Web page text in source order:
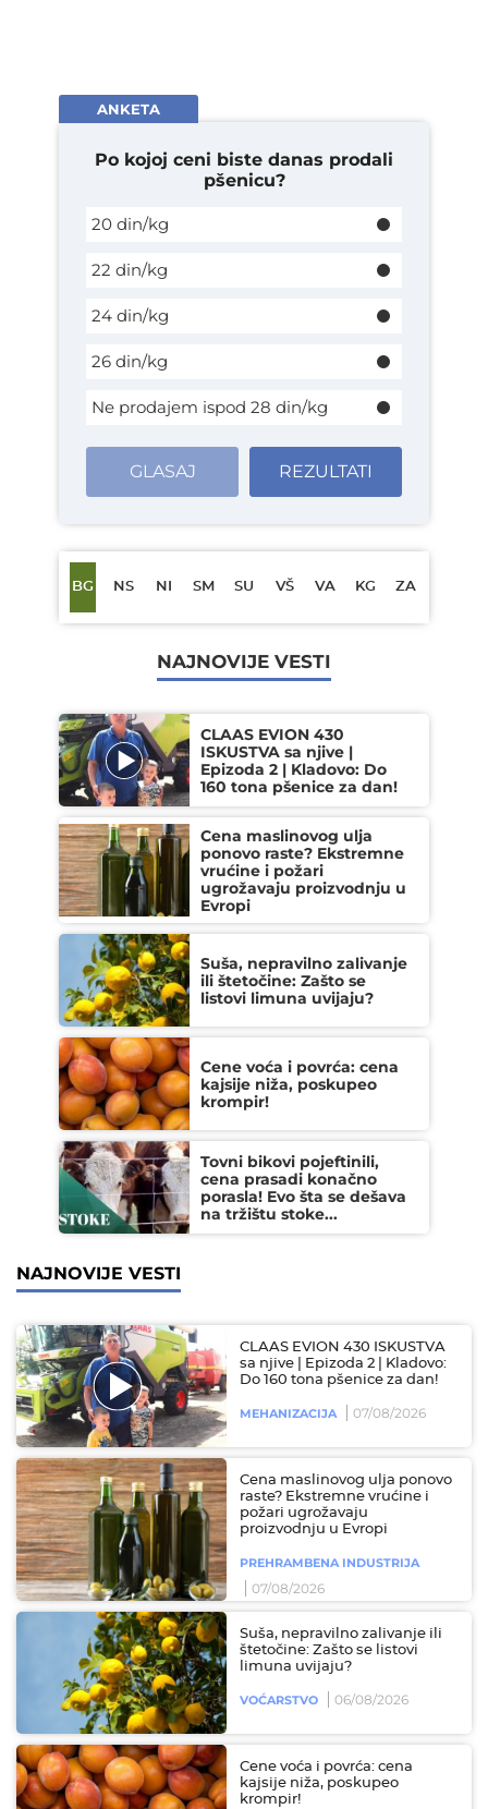
ANKETA
Po kojoj ceni biste danas prodali
pšenicu?
20 din/kg
22 din/kg
24 din/kg
26 din/kg
Ne prodajem ispod 28 din/kg
GLASAJ REZULTATI
BG NS NI SM SU VŠ VA KG ZA
NAJNOVIJE VESTI
CLAAS EVION 430
ISKUSTVA sa njive |
Epizoda 2 | Kladovo: Do
160 tona pšenice za dan!
Cena maslinovog ulja
ponovo raste? Ekstremne
vrućine i požari
ugrožavaju proizvodnju u
Evropi
Suša, nepravilno zalivanje
ili štetočine: Zašto se
listovi limuna uvijaju?
Cene voća i povrća: cena
kajsije niža, poskupeo
krompir!
Tovni bikovi pojeftinili,
cena prasadi konačno
porasla! Evo šta se dešava
na tržištu stoke...
NAJNOVIJE VESTI
CLAAS EVION 430 ISKUSTVA
sa njive | Epizoda 2 | Kladovo:
Do 160 tona pšenice za dan!
MEHANIZACIJA 07/08/2026
Cena maslinovog ulja ponovo
raste? Ekstremne vrućine i
požari ugrožavaju
proizvodnju u Evropi
PREHRAMBENA INDUSTRIJA
07/08/2026
Suša, nepravilno zalivanje ili
štetočine: Zašto se listovi
limuna uvijaju?
VOĆARSTVO 06/08/2026
Cene voća i povrća: cena
kajsije niža, poskupeo
krompir!